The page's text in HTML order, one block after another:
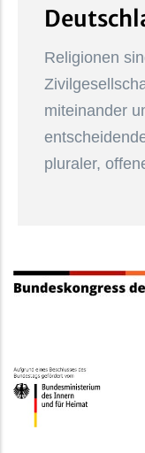
Religionen
miteinander
pluraler,